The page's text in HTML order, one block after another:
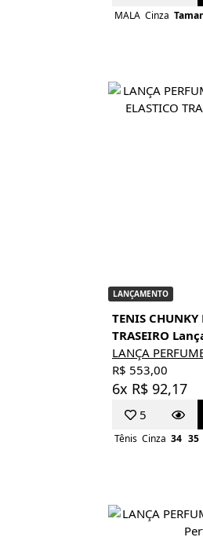
MALA Cinza
LANÇAMENTO
TENIS CHUNKY
TRASEIRO
LANÇA
R$ 553,00
6x R$ 92,17
5
Tênis Cinza 34 35